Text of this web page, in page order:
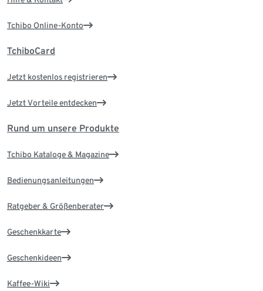
Tchibo Online-Konto
TchiboCard
Jetzt kostenlos registrieren
Jetzt Vorteile entdecken
Rund um unsere Produkte
Tchibo Kataloge & Magazine
Bedienungsanleitungen
Ratgeber & Größenberater
Geschenkkarte
Geschenkideen
Kaffee-Wiki